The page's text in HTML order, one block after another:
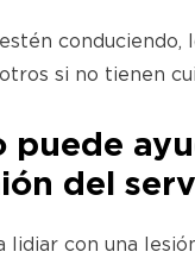
si no tienen
puede
del
lidiar con una